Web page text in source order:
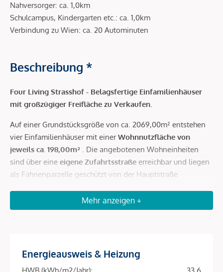
Nahversorger: ca. 1,0km
Schulcampus, Kindergarten etc.: ca. 1,0km
Verbindung zu Wien: ca. 20 Autominuten
Beschreibung *
Four Living Strasshof - Belagsfertige Einfamilienhäuser
mit großzügiger Freifläche zu Verkaufen.
Auf einer Grundstücksgröße von ca. 2069,00m² entstehen
vier Einfamilienhäuser mit einerWohnnutzfläche von
jeweils ca. 198,00m² . Die angebotenen Wohneinheiten
sind über eine eigene Zufahrtsstraße erreichbar und liegen
als Fahnenparzelle geschützt von der Hauptstraße
Das Projekt befindet sich gerade
in Bau und wird Ende
Raumgefühlschaffen.Großzügige Frei- und Grünflächen
umgeben die Häuser und schaffen ein offenes, unverstelltes
Mehr anzeigen +
Energieausweis & Heizung